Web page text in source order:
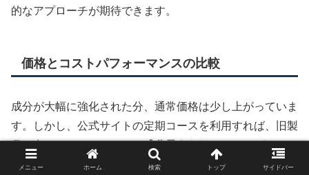
的なアプローチが期待できます。
価格とコストパフォーマンスの比較
成分が大幅に強化された分、通常価格は少し上がっていま
す。しかし、公式サイトの定期コースを利用すれば、旧製
成分量あたりのコストパフォー
マンスは向上している
と言えるでしょう。より高い実感を
メニュー ホーム 検索 トップ サイドバー